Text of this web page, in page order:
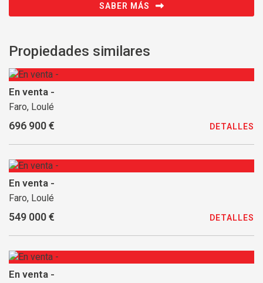
SABER MÁS
Propiedades similares
En venta -
Faro, Loulé
696 900 € DETALLES
En venta -
Faro, Loulé
549 000 € DETALLES
En venta -